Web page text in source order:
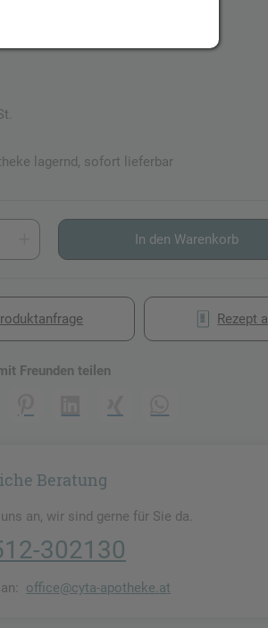
lagernd, sofort lieferbar
In den Warenkorb
Rezept
Freunden teilen
Beratung
an, wir sind gerne für Sie da.
302130
office@cyta-apotheke.at